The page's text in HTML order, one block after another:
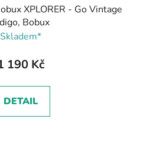
XPLORER - Go Vintage
Bobux
Skladem*
190 Kč
DETAIL